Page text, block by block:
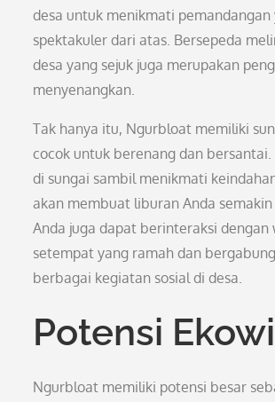
desa untuk menikmati pemandangan
spektakuler dari atas. Bersepeda
desa yang sejuk juga merupakan
menyenangkan.
Tak hanya itu, Ngurbloat memiliki
cocok untuk berenang dan
di sungai sambil menikmati
akan membuat liburan Anda
Anda juga dapat berinteraksi dengan
setempat yang ramah dan
berbagai kegiatan sosial di desa.
Potensi
Ngurbloat memiliki potensi besar